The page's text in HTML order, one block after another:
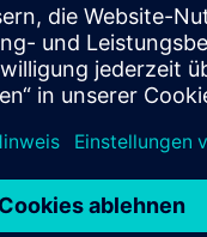
e serviço em
o SINUMERIK 840D sl
em exercícios em
dominado a
adquirido das
contribuirá para